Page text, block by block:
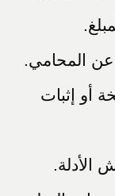
عن المحامي.
أو إثبات
الأدلة.